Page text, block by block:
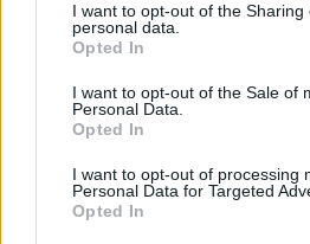
I want to opt-out of the Sharing
personal data.
Opted In
I want to opt-out of the Sale of
Personal Data.
Opted In
I want to opt-out of processing
Personal Data for Targeted
Opted In
βλάβης στην
σε ένα από τα πλέον
αναγνωρίσιμα μνημειακά
είναι ορατός, κατά τον
Χάρη Μαμουλάκη. (Σχετική
προς την Υπουργό Πολιτισμού